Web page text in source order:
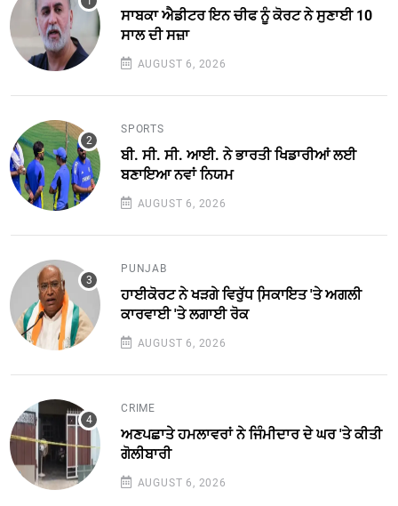
ਸਾਬਕਾ ਐਡੀਟਰ ਇਨ ਚੀਫ ਨੂੰ ਕੋਰਟ ਨੇ ਸੁਣਾਈ 10
ਸਾਲ ਦੀ ਸਜ਼ਾ
AUGUST 6, 2026
SPORTS
ਬੀ. ਸੀ. ਸੀ. ਆਈ. ਨੇ ਭਾਰਤੀ ਖਿਡਾਰੀਆਂ ਲਈ
ਬਣਾਇਆ ਨਵਾਂ ਨਿਯਮ
AUGUST 6, 2026
PUNJAB
ਹਾਈਕੋਰਟ ਨੇ ਖੜਗੇ ਵਿਰੁੱਧ ਸਿ਼ਕਾਇਤ 'ਤੇ ਅਗਲੀ
ਕਾਰਵਾਈ 'ਤੇ ਲਗਾਈ ਰੋਕ
AUGUST 6, 2026
CRIME
ਅਣਪਛਾਤੇ ਹਮਲਾਵਰਾਂ ਨੇ ਜਿੰਮੀਦਾਰ ਦੇ ਘਰ 'ਤੇ ਕੀਤੀ
ਗੋਲੀਬਾਰੀ
AUGUST 6, 2026